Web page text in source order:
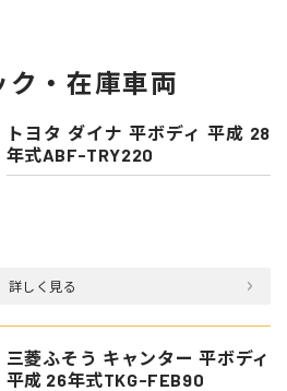
ク・在庫車両
トヨタ ダイナ 平ボディ 平成 28
年式ABF-TRY220
詳しく見る
三菱ふそう キャンター 平ボディ
平成 26年式TKG-FEB90